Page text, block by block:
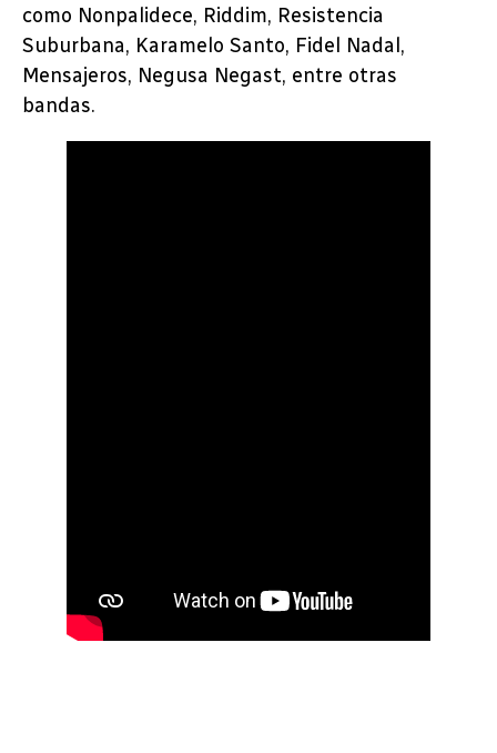
como Nonpalidece, Riddim, Resistencia
Suburbana, Karamelo Santo, Fidel Nadal,
Mensajeros, Negusa Negast, entre otras
bandas.